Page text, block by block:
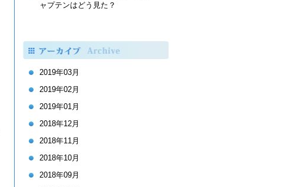
ャプテンはどう見た？
2019年03月
2019年02月
2019年01月
2018年12月
2018年11月
2018年10月
2018年09月